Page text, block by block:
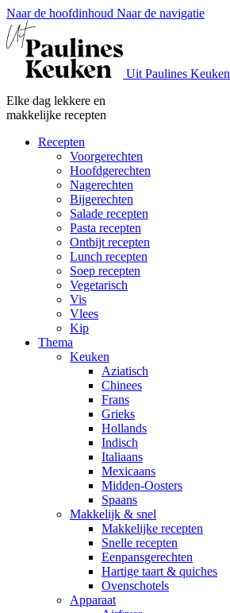
Naar de hoofdinhoud Naar de navigatie
Uit Paulines Keuken
Elke dag lekkere en
makkelijke recepten
Recepten
Voorgerechten
Hoofdgerechten
Nagerechten
Bijgerechten
Salade recepten
Pasta recepten
Ontbijt recepten
Lunch recepten
Soep recepten
Vegetarisch
Vis
Vlees
Kip
Thema
Keuken
Aziatisch
Chinees
Frans
Grieks
Hollands
Indisch
Italiaans
Mexicaans
Midden-Oosters
Spaans
Makkelijk & snel
Makkelijke recepten
Snelle recepten
Eenpansgerechten
Hartige taart & quiches
Ovenschotels
Apparaat